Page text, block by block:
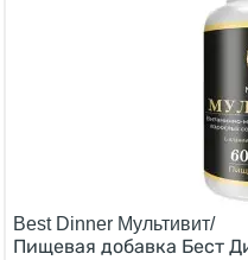
Best Dinner Мультивит/
Пищевая добавка Бест